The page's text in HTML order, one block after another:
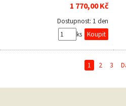
1 770,00 Kč
Dostupnost: 1 den
ks
1 2 3